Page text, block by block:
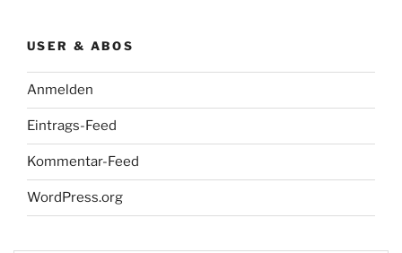
USER & ABOS
Anmelden
Eintrags-Feed
Kommentar-Feed
WordPress.org